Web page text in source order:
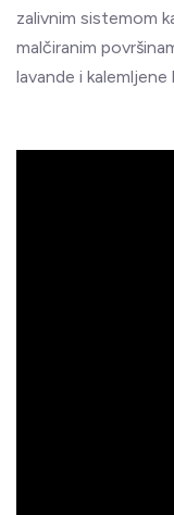
zalivnim sistemom
malčiranim
lavande i kalemljene